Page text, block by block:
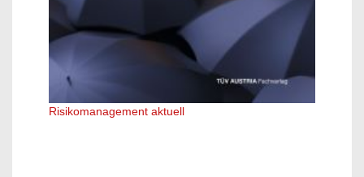
Risikomanagement aktuell